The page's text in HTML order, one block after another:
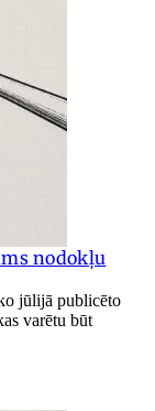
nodokļu
jūlijā publicēto
varētu būt